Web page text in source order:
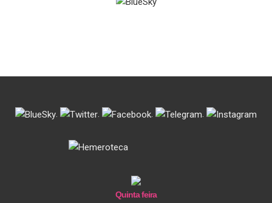
. . . .
Quinta feira